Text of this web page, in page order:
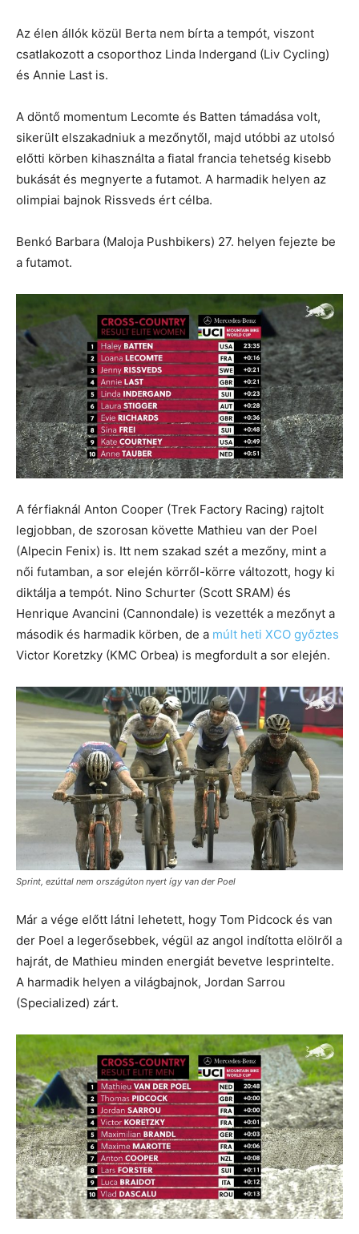
Az élen állók közül Berta nem bírta a tempót, viszont
csatlakozott a csoporthoz Linda Indergand (Liv Cycling)
és Annie Last is.
A döntő momentum Lecomte és Batten támadása volt,
sikerült elszakadniuk a mezőnytől, majd utóbbi az utolsó
előtti körben kihasználta a fiatal francia tehetség kisebb
bukását és megnyerte a futamot. A harmadik helyen az
olimpiai bajnok Rissveds ért célba.
Benkó Barbara (Maloja Pushbikers) 27. helyen fejezte be
a futamot.
A férfiaknál Anton Cooper (Trek Factory Racing) rajtolt
legjobban, de szorosan követte Mathieu van der Poel
(Alpecin Fenix) is. Itt nem szakad szét a mezőny, mint a
női futamban, a sor elején körről-körre változott, hogy ki
diktálja a tempót. Nino Schurter (Scott SRAM) és
Henrique Avancini (Cannondale) is vezették a mezőnyt a
második és harmadik körben, de a múlt heti XCO győztes
Victor Koretzky (KMC Orbea) is megfordult a sor elején.
Sprint, ezúttal nem országúton nyert így van der Poel
Már a vége előtt látni lehetett, hogy Tom Pidcock és van
der Poel a legerősebbek, végül az angol indította elölről a
hajrát, de Mathieu minden energiát bevetve lesprintelte.
A harmadik helyen a világbajnok, Jordan Sarrou
(Specialized) zárt.